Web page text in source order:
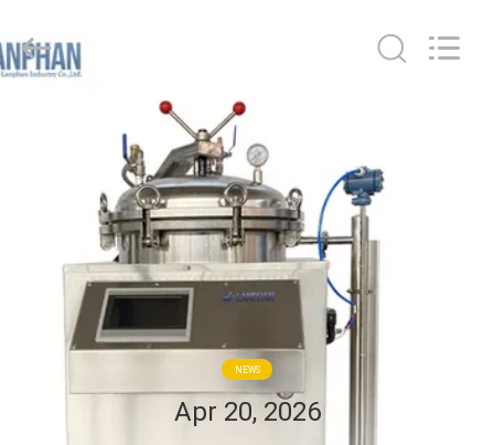
PRODUKTE
VIDEOS
ÜBER
Co.,Ltd.
All
Rights
NEWS
Apr 20, 2026